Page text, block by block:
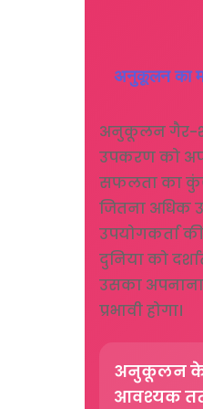
अनुकूलन का
अनुकूलन गैर-
उपकरण को
सफलता का
जितना अधिक
उपयोगकर्ता
दुनिया को
उसका
प्रभावी होगा।
अनुकूलन के
आवश्यक